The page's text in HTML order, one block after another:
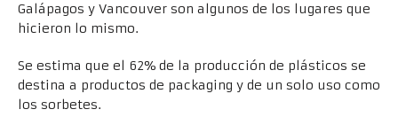
Galápagos y Vancouver son algunos de los lugares que
hicieron lo mismo.
Se estima que el 62% de la producción de plásticos se
destina a productos de packaging y de un solo uso como
los sorbetes.